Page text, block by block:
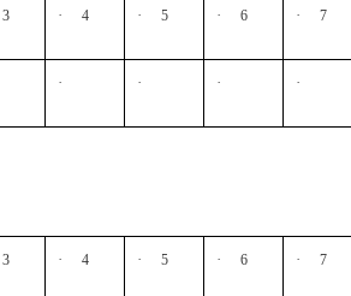
3 · 4 · 5 · 6 · 7
· · · ·
3 · 4 · 5 · 6 · 7